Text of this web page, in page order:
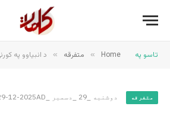
تاسو په Home
» متفرقه » د انبیاوو په
متفرقه دوشنبه _29 _دسمبر _2025AH 29-12-2025AD